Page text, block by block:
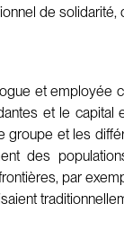
de
et employée
et le capital
groupe et les
des
par